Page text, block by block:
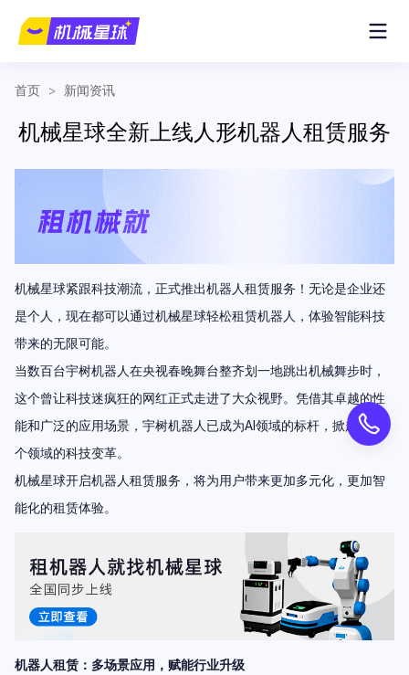
首页 > 新闻资讯
机械星球全新上线人形机器人租赁服务
机械星球紧跟科技潮流，正式推出机器人租赁服务！无论是企业还
是个人，现在都可以通过机械星球轻松租赁机器人，体验智能科技
带来的无限可能。
当数百台宇树机器人在央视春晚舞台整齐划一地跳出机械舞步时，
这个曾让科技迷疯狂的网红正式走进了大众视野。凭借其卓越的性
能和广泛的应用场景，宇树机器人已成为AI领域的标杆，掀起了各
个领域的科技变革。
机械星球开启机器人租赁服务，将为用户带来更加多元化，更加智
能化的租赁体验。
机器人租赁：多场景应用，赋能行业升级